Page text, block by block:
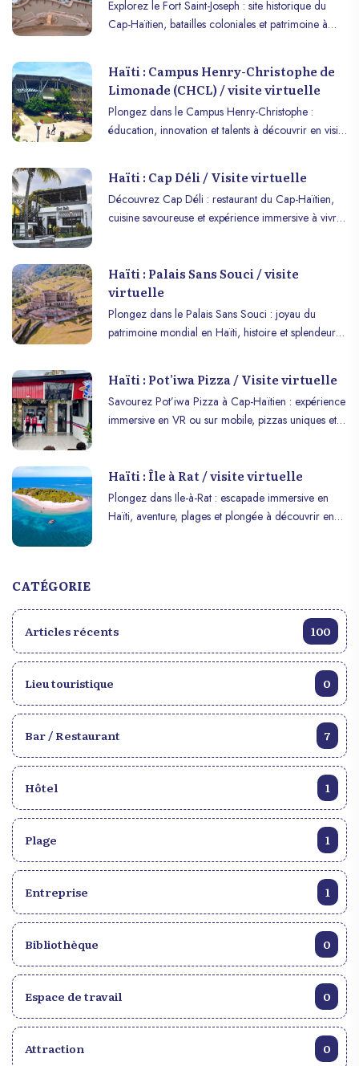
Explorez le Fort Saint-Joseph : site historique du
Cap-Haïtien, batailles coloniales et patrimoine à
Haïti : Campus Henry-Christophe de
Limonade (CHCL) / visite virtuelle
Plongez dans le Campus Henry-Christophe :
éducation, innovation et talents à découvrir en visite
Haïti : Cap Déli / Visite virtuelle
Découvrez Cap Déli : restaurant du Cap-Haïtien,
cuisine savoureuse et expérience immersive à vivre
Haïti : Palais Sans Souci / visite
virtuelle
Plongez dans le Palais Sans Souci : joyau du
patrimoine mondial en Haïti, histoire et splendeur à
Haïti : Pot’iwa Pizza / Visite virtuelle
Savourez Pot’iwa Pizza à Cap-Haïtien : expérience
immersive en VR ou sur mobile, pizzas uniques et
Haïti : Île à Rat / visite virtuelle
Plongez dans Ile-à-Rat : escapade immersive en
Haïti, aventure, plages et plongée à découvrir en
CATÉGORIE
Articles récents 100
Lieu touristique 0
Bar / Restaurant 7
Hôtel 1
Plage 1
Entreprise 1
Bibliothèque 0
Espace de travail 0
Attraction 0